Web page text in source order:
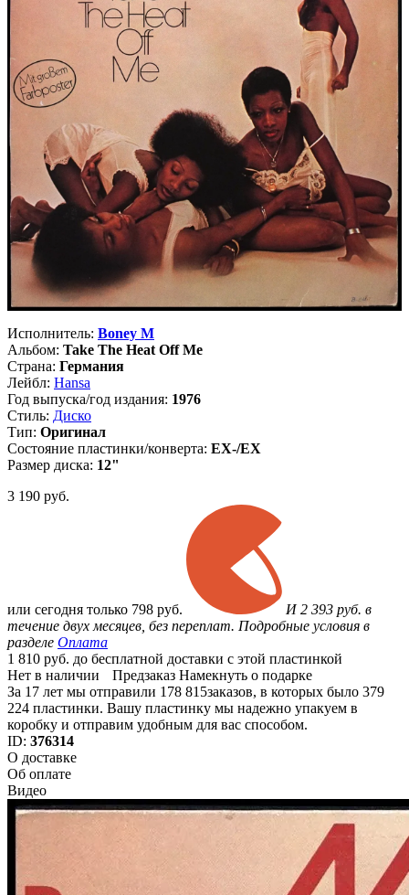
Исполнитель: Boney M
Альбом: Take The Heat Off Me
Страна: Германия
Лейбл: Hansa
Год выпуска/год издания: 1976
Стиль: Диско
Тип: Оригинал
Состояние пластинки/конверта: EX-/EX
Размер диска: 12"
3 190 руб.
или сегодня только 798 руб.
И 2 393 руб. в
течение двух месяцев, без переплат. Подробные условия в
разделе Оплата
1 810 руб. до бесплатной доставки с этой пластинкой
Нет в наличии
Предзаказ Намекнуть о подарке
За 17 лет мы отправили 178 815заказов, в которых было 379
224 пластинки. Вашу пластинку мы надежно упакуем в
коробку и отправим удобным для вас способом.
ID: 376314
О доставке
Об оплате
Видео